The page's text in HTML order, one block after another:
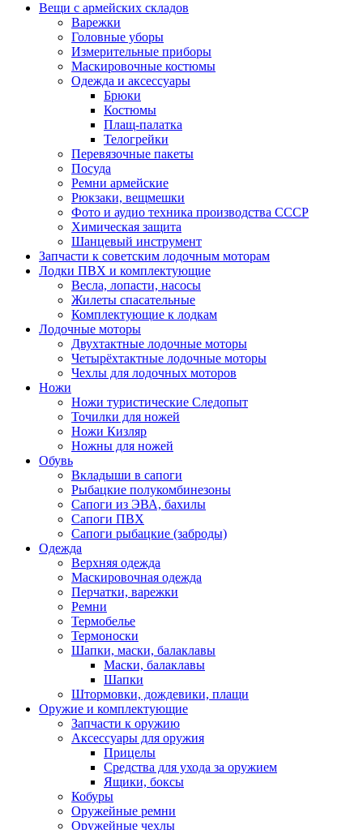
Вещи с армейских складов
Варежки
Головные уборы
Измерительные приборы
Маскировочные костюмы
Одежда и аксессуары
Брюки
Костюмы
Плащ-палатка
Телогрейки
Перевязочные пакеты
Посуда
Ремни армейские
Рюкзаки, вещмешки
Фото и аудио техника производства СССР
Химическая защита
Шанцевый инструмент
Запчасти к советским лодочным моторам
Лодки ПВХ и комплектующие
Весла, лопасти, насосы
Жилеты спасательные
Комплектующие к лодкам
Лодочные моторы
Двухтактные лодочные моторы
Четырёхтактные лодочные моторы
Чехлы для лодочных моторов
Ножи
Ножи туристические Следопыт
Точилки для ножей
Ножи Кизляр
Ножны для ножей
Обувь
Вкладыши в сапоги
Рыбацкие полукомбинезоны
Сапоги из ЭВА, бахилы
Сапоги ПВХ
Сапоги рыбацкие (заброды)
Одежда
Верхняя одежда
Маскировочная одежда
Перчатки, варежки
Ремни
Термобелье
Термоноски
Шапки, маски, балаклавы
Маски, балаклавы
Шапки
Штормовки, дождевики, плащи
Оружие и комплектующие
Запчасти к оружию
Аксессуары для оружия
Прицелы
Средства для ухода за оружием
Ящики, боксы
Кобуры
Оружейные ремни
Оружейные чехлы